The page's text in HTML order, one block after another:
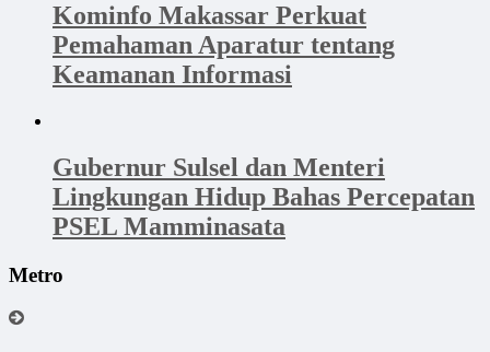
Kominfo Makassar Perkuat
Pemahaman Aparatur tentang
Keamanan Informasi
Gubernur Sulsel dan Menteri
Lingkungan Hidup Bahas Percepatan
PSEL Mamminasata
Metro